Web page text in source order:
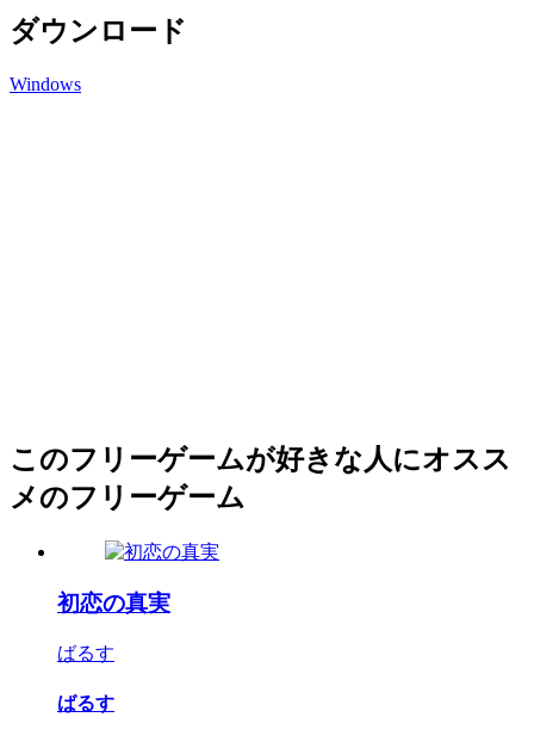
ダウンロード
Windows
このフリーゲームが好きな人にオスス
メのフリーゲーム
初恋の真実
ばるす
ばるす